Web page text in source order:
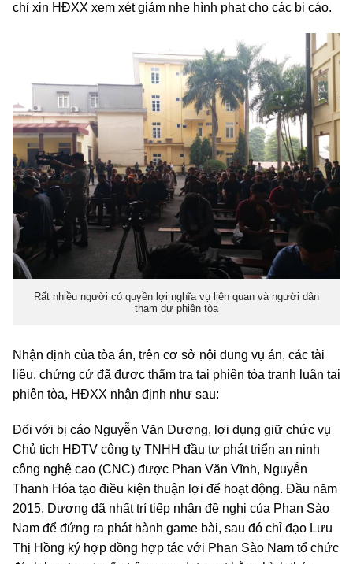
chỉ xin HĐXX xem xét giảm nhẹ hình phạt cho các bị cáo.
Rất nhiều người có quyền lợi nghĩa vụ liên quan và người dân
tham dự phiên tòa
Nhận định của tòa án, trên cơ sở nội dung vụ án, các tài
liệu, chứng cứ đã được thẩm tra tại phiên tòa tranh luận tại
phiên tòa, HĐXX nhận định như sau:
Đối với bị cáo Nguyễn Văn Dương, lợi dụng giữ chức vụ
Chủ tịch HĐTV công ty TNHH đầu tư phát triển an ninh
công nghệ cao (CNC) được Phan Văn Vĩnh, Nguyễn
Thanh Hóa tạo điều kiện thuận lợi để hoạt động. Đầu năm
2015, Dương đã nhất trí tiếp nhận đề nghị của Phan Sào
Nam để đứng ra phát hành game bài, sau đó chỉ đạo Lưu
Thị Hồng ký hợp đồng hợp tác với Phan Sào Nam tổ chức